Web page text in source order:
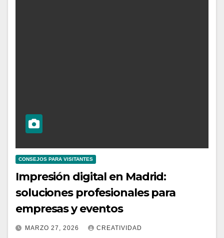
CONSEJOS PARA VISITANTES
Impresión digital en Madrid:
soluciones profesionales para
empresas y eventos
MARZO 27, 2026 CREATIVIDAD